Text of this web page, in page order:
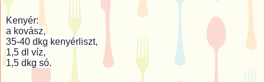
Kenyér:
a kovász,
35-40 dkg kenyérliszt,
1,5 dl víz,
1,5 dkg só.